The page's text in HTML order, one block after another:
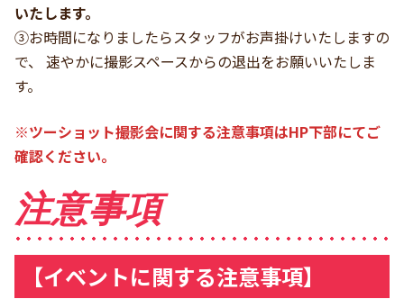
いたします。
③お時間になりましたらスタッフがお声掛けいたしますの
で、 速やかに撮影スペースからの退出をお願いいたしま
す。
※ツーショット撮影会に関する注意事項はHP下部にてご
確認ください。
注意事項
【イベントに関する注意事項】